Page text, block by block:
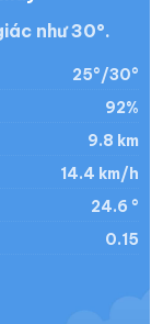
như 30°.
25°/30°
92%
9.8 km
14.4 km/h
24.6 °
0.15